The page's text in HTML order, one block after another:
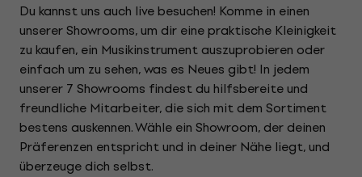
Du kannst uns auch live besuchen! Komme in einen
unserer Showrooms, um dir eine praktische Kleinigkeit
zu kaufen, ein Musikinstrument auszuprobieren oder
einfach um zu sehen, was es Neues gibt! In jedem
unserer 7 Showrooms findest du hilfsbereite und
freundliche Mitarbeiter, die sich mit dem Sortiment
bestens auskennen. Wähle ein Showroom, der deinen
Präferenzen entspricht und in deiner Nähe liegt, und
überzeuge dich selbst.